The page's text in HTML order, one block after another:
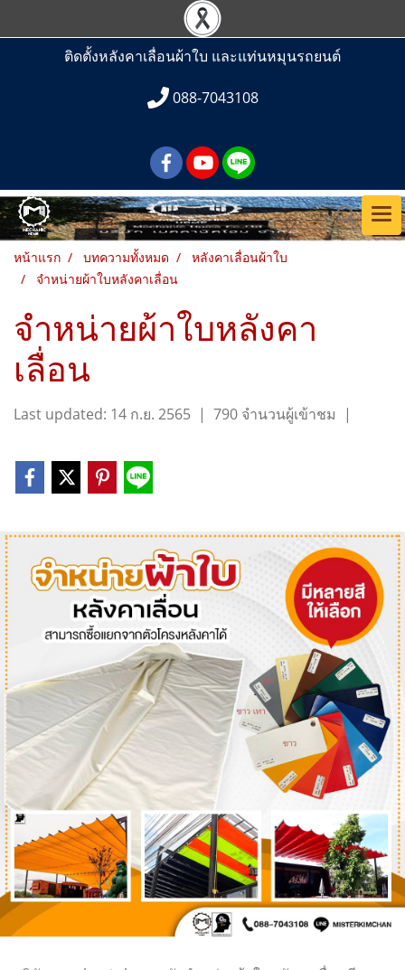
ติดตั้งหลังคาเลื่อนผ้าใบ และแท่นหมุนรถยนต์
088-7043108
หน้าแรก บทความทั้งหมด
หลังคาเลื่อนผ้าใบ
จำหน่ายผ้าใบหลังคาเลื่อน
จำหน่ายผ้าใบหลังคา
เลื่อน
Last updated: 14 ก.ย. 2565 | 790 จำนวนผู้เข้าชม |